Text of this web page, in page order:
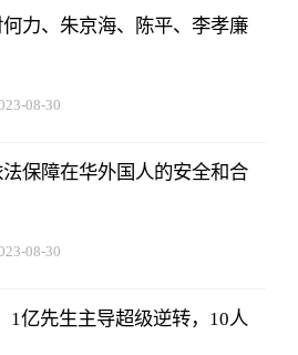
力、朱京海、陈平、李孝廉
08-30
保障在华外国人的安全和合
08-30
1亿先生主导超级逆转，10人